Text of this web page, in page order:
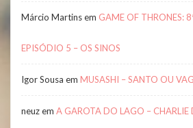
Márcio Martinsem GAME OF THRONES:
EPISÓDIO 5 – OS SINOS
Igor Sousa em MUSASHI – SANTO OU
neuzem A GAROTA DO LAGO – CHARLIE